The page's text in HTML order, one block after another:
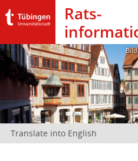
Rats­
Translate into English